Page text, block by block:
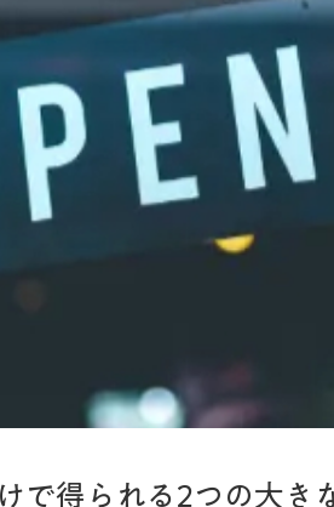
で得られる2つの大き